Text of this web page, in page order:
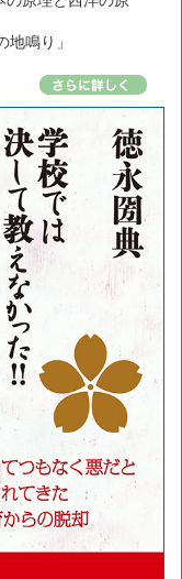
鳴り」